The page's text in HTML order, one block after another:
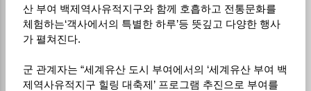
산 부여 백제역사유적지구와 함께 호흡하고 전통문화를
체험하는‘객사에서의 특별한 하루’등 뜻깊고 다양한 행사
가 펼쳐진다.
군 관계자는 “세계유산 도시 부여에서의 ‘세계유산 부여 백
제역사유적지구 힐링 대축제’ 프로그램 추진으로 부여를